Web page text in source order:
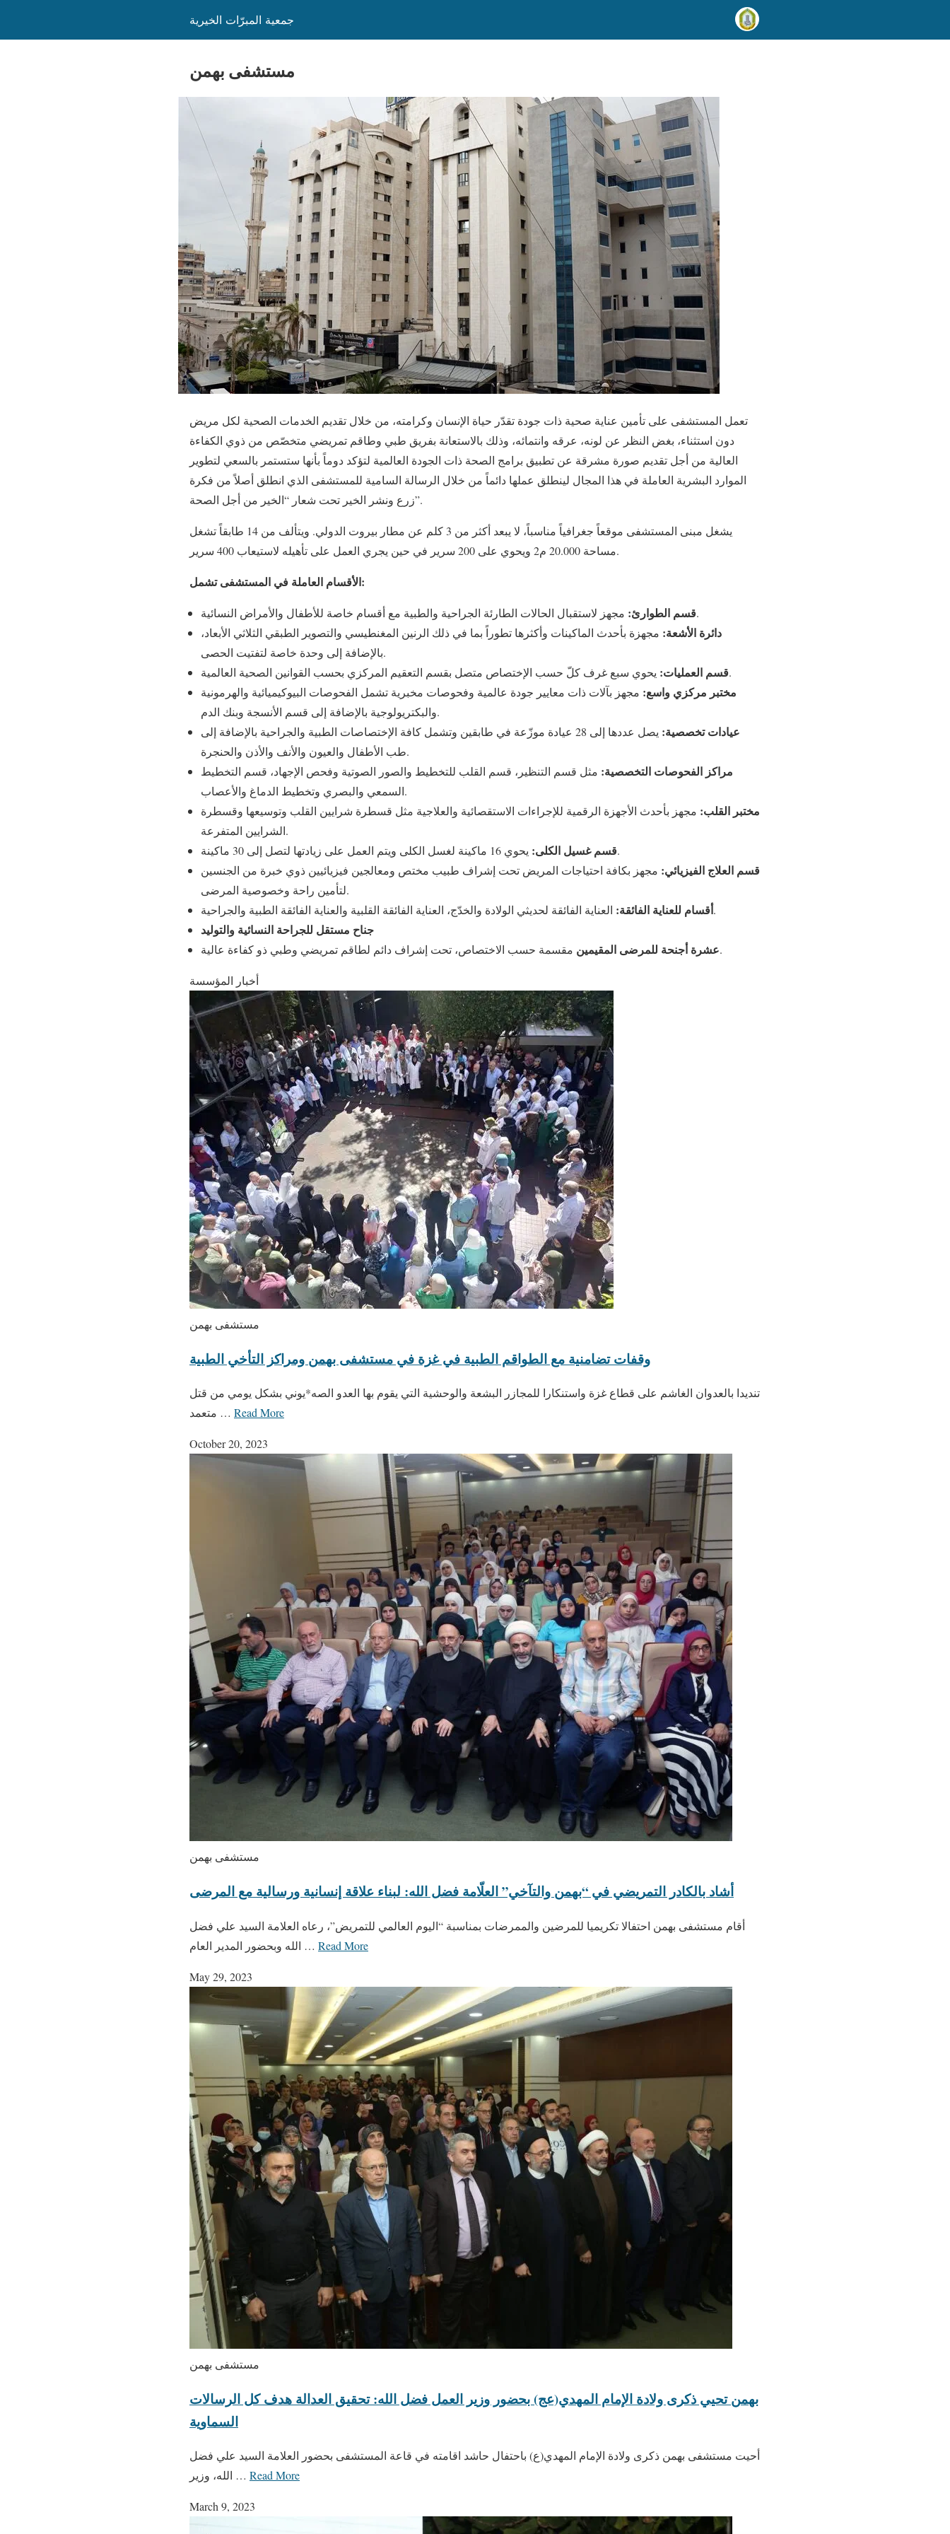
جمعية المبرّات الخيرية
مستشفى بهمن
تعمل المستشفى على تأمين عناية صحية ذات جودة تقدّر حياة الإنسان وكرامته، من خلال تقديم الخدمات الصحية لكل مريض
دون استثناء، بغض النظر عن لونه، عرقه وانتمائه، وذلك بالاستعانة بفريق طبي وطاقم تمريضي متخصّص من ذوي الكفاءة
العالية من أجل تقديم صورة مشرقة عن تطبيق برامج الصحة ذات الجودة العالمية لتؤكد دوماً بأنها ستستمر بالسعي لتطوير
الموارد البشرية العاملة في هذا المجال لينطلق عملها دائماً من خلال الرسالة السامية للمستشفى الذي انطلق أصلاً من فكرة
زرع ونشر الخير تحت شعار “الخير من أجل الصحة”.
يشغل مبنى المستشفى موقعاً جغرافياً مناسباً، لا يبعد أكثر من 3 كلم عن مطار بيروت الدولي. ويتألف من 14 طابقاً تشغل
مساحة 20.000 م2 ويحوي على 200 سرير في حين يجري العمل على تأهيله لاستيعاب 400 سرير.
الأقسام العاملة في المستشفى تشمل:
قسم الطوارئ:مجهز لاستقبال الحالات الطارئة الجراحية والطبية مع أقسام خاصة للأطفال والأمراض النسائية.
دائرة الأشعة: مجهزة بأحدث الماكينات وأكثرها تطوراً بما في ذلك الرنين المغنطيسي والتصوير الطبقي الثلاثي الأبعاد،
بالإضافة إلى وحدة خاصة لتفتيت الحصى.
قسم العمليات:يحوي سبع غرف كلّ حسب الإختصاص متصل بقسم التعقيم المركزي بحسب القوانين الصحية العالمية.
مختبر مركزي واسع: مجهز بآلات ذات معايير جودة عالمية وفحوصات مخبرية تشمل الفحوصات البيوكيميائية والهرمونية
والبكتريولوجية بالإضافة إلى قسم الأنسجة وبنك الدم.
عيادات تخصصية:
يصل عددها إلى 28 عيادة موزّعة في طابقين وتشمل كافة الإختصاصات الطبية والجراحية بالإضافة إلى
طب الأطفال والعيون والأنف والأذن والحنجرة.
مراكز الفحوصات التخصصية: مثل قسم التنظير، قسم القلب للتخطيط والصور الصوتية وفحص الإجهاد، قسم التخطيط
السمعي والبصري وتخطيط الدماغ والأعصاب.
مختبر القلب: مجهز بأحدث الأجهزة الرقمية للإجراءات الاستقصائية والعلاجية مثل قسطرة شرايين القلب وتوسيعها وقسطرة
الشرايين المتفرعة.
قسم غسيل الكلى:يحوي 16 ماكينة لغسل الكلى ويتم العمل على زيادتها لتصل إلى 30 ماكينة.
قسم العلاج الفيزيائي: مجهز بكافة احتياجات المريض تحت إشراف طبيب مختص ومعالجين فيزيائيين ذوي خبرة من الجنسين
لتأمين راحة وخصوصية المرضى.
أقسام للعناية الفائقة:العناية الفائقة لحديثي الولادة والخدّج، العناية الفائقة القلبية والعناية الفائقة الطبية والجراحية.
جناح مستقل للجراحة النسائية والتوليد
عشرة أجنحة للمرضى المقيمينمقسمة حسب الاختصاص، تحت إشراف دائم لطاقم تمريضي وطبي ذو كفاءة عالية.
أخبار المؤسسة
مستشفى بهمن
وقفات تضامنية مع الطواقم الطبية في غزة في مستشفى بهمن ومراكز التأخي الطبية
تنديدا بالعدوان الغاشم على قطاع غزة واستنكارا للمجازر البشعة والوحشية التي يقوم بها العدو الصه*يوني بشكل يومي من قتل
متعمد … Read More
October 20, 2023
مستشفى بهمن
أشاد بالكادر التمريضي في “بهمن والتآخي” العلّامة فضل الله: لبناء علاقة إنسانية ورسالية مع المرضى
أقام مستشفى بهمن احتفالا تكريميا للمرضين والممرضات بمناسبة “اليوم العالمي للتمريض”، رعاه العلامة السيد علي فضل
الله وبحضور المدير العام … Read More
May 29, 2023
مستشفى بهمن
بهمن تحيي ذكرى ولادة الإمام المهدي(عج) بحضور وزير العمل فضل الله: تحقيق العدالة هدف كل الرسالات
السماوية
أحيت مستشفى بهمن ذكرى ولادة الإمام المهدي(ع) باحتفال حاشد اقامته في قاعة المستشفى بحضور العلامة السيد علي فضل
الله، وزير … Read More
March 9, 2023